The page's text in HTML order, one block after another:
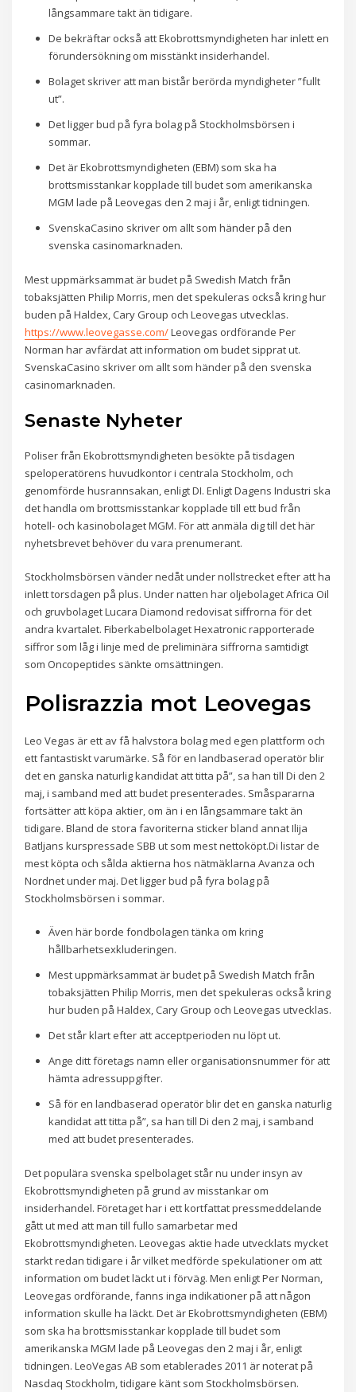
långsammare takt än tidigare.
De bekräftar också att Ekobrottsmyndigheten har inlett en
förundersökning om misstänkt insiderhandel.
Bolaget skriver att man bistår berörda myndigheter ”fullt
ut”.
Det ligger bud på fyra bolag på Stockholmsbörsen i
sommar.
Det är Ekobrottsmyndigheten (EBM) som ska ha
brottsmisstankar kopplade till budet som amerikanska
MGM lade på Leovegas den 2 maj i år, enligt tidningen.
SvenskaCasino skriver om allt som händer på den
svenska casinomarknaden.
Mest uppmärksammat är budet på Swedish Match från
tobaksjätten Philip Morris, men det spekuleras också kring hur
buden på Haldex, Cary Group och Leovegas utvecklas.
https://www.leovegasse.com/Leovegas ordförande Per
Norman har avfärdat att information om budet sipprat ut.
SvenskaCasino skriver om allt som händer på den svenska
casinomarknaden.
Senaste Nyheter
Poliser från Ekobrottsmyndigheten besökte på tisdagen
speloperatörens huvudkontor i centrala Stockholm, och
genomförde husrannsakan, enligt DI. Enligt Dagens Industri ska
det handla om brottsmisstankar kopplade till ett bud från
hotell- och kasinobolaget MGM. För att anmäla dig till det här
nyhetsbrevet behöver du vara prenumerant.
Stockholmsbörsen vänder nedåt under nollstrecket efter att ha
inlett torsdagen på plus. Under natten har oljebolaget Africa Oil
och gruvbolaget Lucara Diamond redovisat siffrorna för det
andra kvartalet. Fiberkabelbolaget Hexatronic rapporterade
siffror som låg i linje med de preliminära siffrorna samtidigt
som Oncopeptides sänkte omsättningen.
Polisrazzia mot Leovegas
Leo Vegas är ett av få halvstora bolag med egen plattform och
ett fantastiskt varumärke. Så för en landbaserad operatör blir
det en ganska naturlig kandidat att titta på”, sa han till Di den 2
maj, i samband med att budet presenterades. Småspararna
fortsätter att köpa aktier, om än i en långsammare takt än
tidigare. Bland de stora favoriterna sticker bland annat Ilija
Batljans kurspressade SBB ut som mest nettoköpt.Di listar de
mest köpta och sålda aktierna hos nätmäklarna Avanza och
Nordnet under maj. Det ligger bud på fyra bolag på
Stockholmsbörsen i sommar.
Även här borde fondbolagen tänka om kring
hållbarhetsexkluderingen.
Mest uppmärksammat är budet på Swedish Match från
tobaksjätten Philip Morris, men det spekuleras också kring
hur buden på Haldex, Cary Group och Leovegas utvecklas.
Det står klart efter att acceptperioden nu löpt ut.
Ange ditt företags namn eller organisationsnummer för att
hämta adressuppgifter.
Så för en landbaserad operatör blir det en ganska naturlig
kandidat att titta på”, sa han till Di den 2 maj, i samband
med att budet presenterades.
Det populära svenska spelbolaget står nu under insyn av
Ekobrottsmyndigheten på grund av misstankar om
insiderhandel. Företaget har i ett kortfattat pressmeddelande
gått ut med att man till fullo samarbetar med
Ekobrottsmyndigheten. Leovegas aktie hade utvecklats mycket
starkt redan tidigare i år vilket medförde spekulationer om att
information om budet läckt ut i förväg. Men enligt Per Norman,
Leovegas ordförande, fanns inga indikationer på att någon
information skulle ha läckt. Det är Ekobrottsmyndigheten (EBM)
som ska ha brottsmisstankar kopplade till budet som
amerikanska MGM lade på Leovegas den 2 maj i år, enligt
tidningen. LeoVegas AB som etablerades 2011 är noterat på
Nasdaq Stockholm, tidigare känt som Stockholmsbörsen.